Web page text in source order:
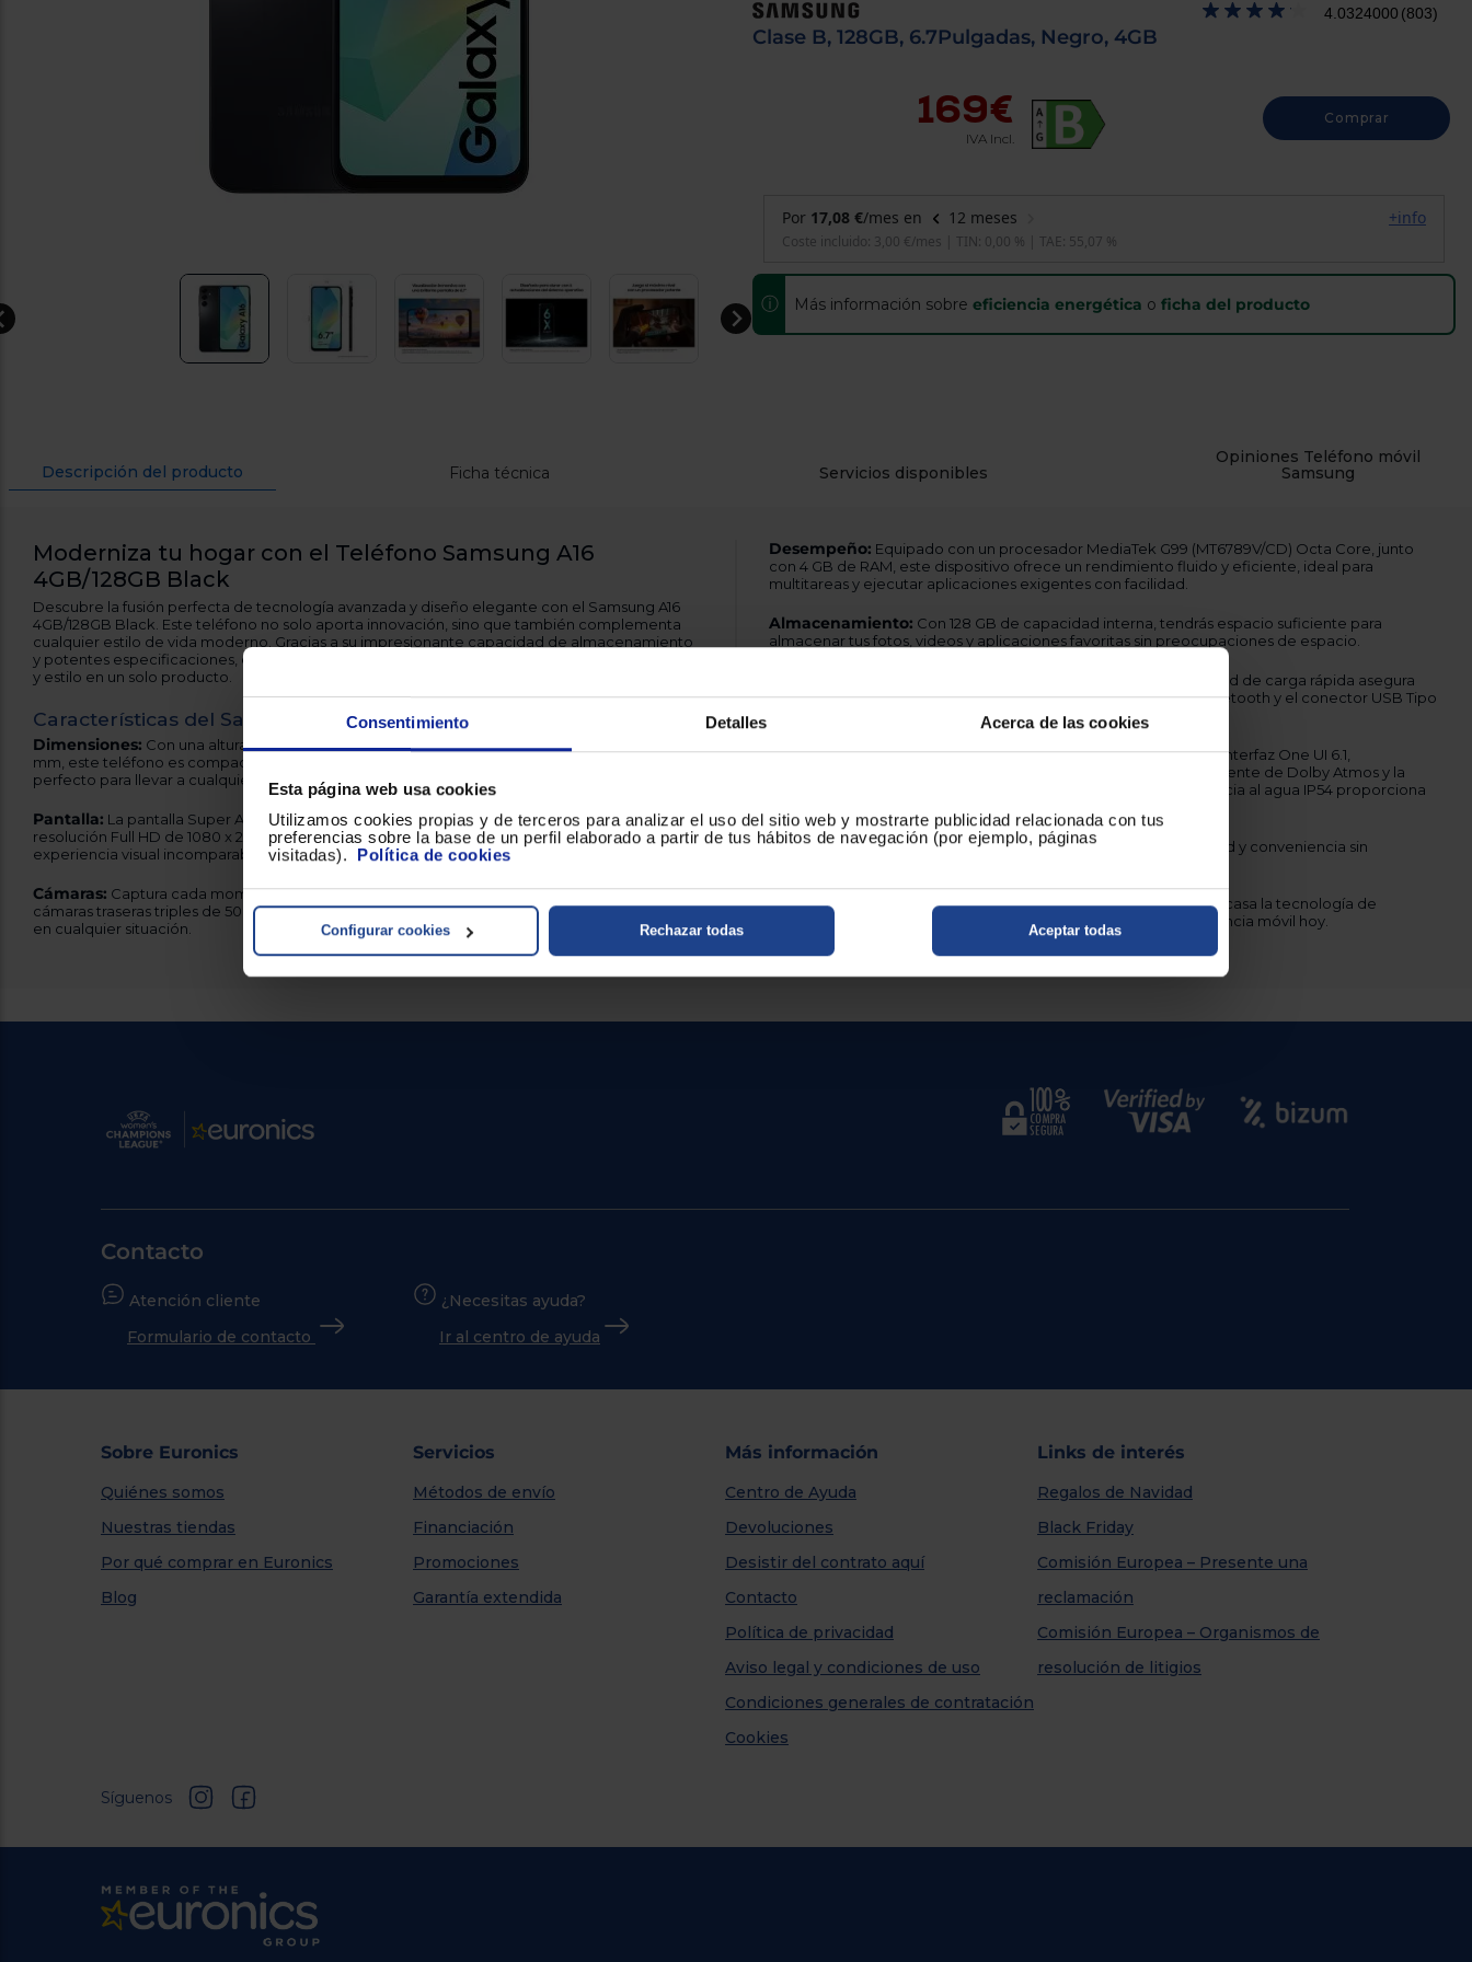
Consentimiento Detalles Acerca de las cookies
Esta página web usa cookies
Utilizamos cookies propias y de terceros para analizar el uso del sitio web y mostrarte publicidad relacionada con tus
preferencias sobre la base de un perfil elaborado a partir de tus hábitos de navegación (por ejemplo, páginas
visitadas). Política de cookies
Rechazar todas
Configurar cookies Aceptar todas
de
dispositivos
táctiles
10.0-25.0
4.0324000 (803)
Clase B, 128GB, 6.7Pulgadas, Negro, 4GB
169€
IVA Incl.
Comprar
ⓘ Más información sobre eficiencia energética o ficha del producto
Descripción del producto Ficha técnica Servicios disponibles
Opiniones Teléfono móvil
Samsung
Moderniza tu hogar con el Teléfono Samsung A16
4GB/128GB Black
Descubre la fusión perfecta de tecnología avanzada y diseño elegante con el Samsung A16
4GB/128GB Black. Este teléfono no solo aporta innovación, sino que también complementa
cualquier estilo de vida moderno. Gracias a su impresionante capacidad de almacenamiento
y potentes especificaciones, este dispositivo está diseñado para quienes buscan rendimiento
y estilo en un solo producto.
Características del Samsung A16
Dimensiones: Con una altura de 164.4 mm, una anchura de 77.9 mm y una profundidad de 7.9
mm, este teléfono es compacto y manejable, con un peso de solo 200 gramos que lo hace
perfecto para llevar a cualquier lugar.
Pantalla: La pantalla Super AMOLED de 6.7 pulgadas (17.02 cm de diagonal) ofrece una
resolución Full HD de 1080 x 2340 px, garantizando colores vibrantes y detalles nítidos para una
experiencia visual incomparable.
Cámaras: Captura cada momento con la cámara frontal de 13 MP y una configuración de
cámaras traseras triples de 50 MP + 5 MP + 2 MP, permitiéndote obtener fotos de alta calidad
en cualquier situación.
Desempeño: Equipado con un procesador MediaTek G99 (MT6789V/CD) Octa Core, junto
con 4 GB de RAM, este dispositivo ofrece un rendimiento fluido y eficiente, ideal para
multitareas y ejecutar aplicaciones exigentes con facilidad.
Almacenamiento: Con 128 GB de capacidad interna, tendrás espacio suficiente para
almacenar tus fotos, videos y aplicaciones favoritas sin preocupaciones de espacio.
La batería de 5000 mAh con capacidad de carga rápida asegura
que estés siempre conectado. Disfruta de la practicidad del Bluetooth y el conector USB Tipo
C para transferencias de datos rápidas y carga eficaz.
Sistema operativo y otras prestaciones:Con Android 14 y la interfaz One UI 6.1,
experimenta una navegación intuitiva. Disfruta del sonido envolvente de Dolby Atmos y la
seguridad adicional con el lector de huellas. Además, su resistencia al agua IP54 proporciona
Este dispositivo es de instalación "Libre", promoviendo flexibilidad y conveniencia sin
Innovación, diseño y calidad en un solo producto.Lleva a casa la tecnología de
vanguardia con el Teléfono Samsung A16 y transforma tu experiencia móvil hoy.
Contacto
Atención cliente
Formulario de contacto
¿Necesitas ayuda?
Ir al centro de ayuda
Sobre Euronics
Quiénes somos
Nuestras tiendas
Por qué comprar en Euronics
Blog
Servicios
Métodos de envío
Financiación
Promociones
Garantía extendida
Más información
Centro de Ayuda
Devoluciones
Desistir del contrato aquí
Contacto
Política de privacidad
Aviso legal y condiciones de uso
Condiciones generales de contratación
Cookies
Links de interés
Regalos de Navidad
Black Friday
Comisión Europea – Presente una
reclamación
Comisión Europea – Organismos de
resolución de litigios
Síguenos